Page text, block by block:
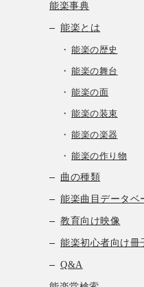
能楽事典
能楽とは
能楽の歴史
能楽の舞台
能楽の面
能楽の装束
能楽の楽器
能楽の作り物
曲の種類
能楽曲目データベ
教育向け映像
能楽初心者向け冊
Q&A